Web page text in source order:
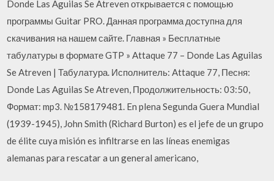
Donde Las Aguilas Se Atreven открывается с помощью
программы Guitar PRO. Данная программа доступна для
скачивания на нашем сайте. Главная » Бесплатные
табулатуры в формате GTP » Attaque 77 – Donde Las Aguilas
Se Atreven | Табулатура. Исполнитель: Attaque 77, Песня:
Donde Las Aguilas Se Atreven, Продолжительность: 03:50,
Формат: mp3. №158179481. En plena Segunda Guera Mundial
(1939-1945), John Smith (Richard Burton) es el jefe de un grupo
de élite cuya misión es infiltrarse en las líneas enemigas
alemanas para rescatar a un general americano,